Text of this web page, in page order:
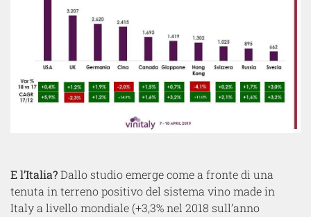
E l’Italia?Dallo studio emerge come a fronte di una
tenuta in terreno positivo del sistema vino made in
Italy a livello mondiale (+3,3% nel 2018 sull’anno